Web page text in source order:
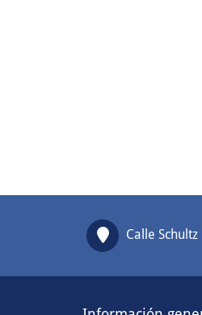
Calle Schultz